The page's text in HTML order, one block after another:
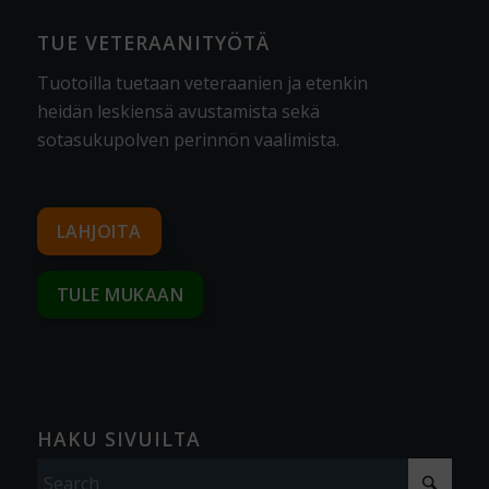
TUE VETERAANITYÖTÄ
Tuotoilla tuetaan veteraanien ja etenkin
heidän leskiensä avustamista sekä
sotasukupolven perinnön vaalimista.
LAHJOITA
TULE MUKAAN
HAKU SIVUILTA